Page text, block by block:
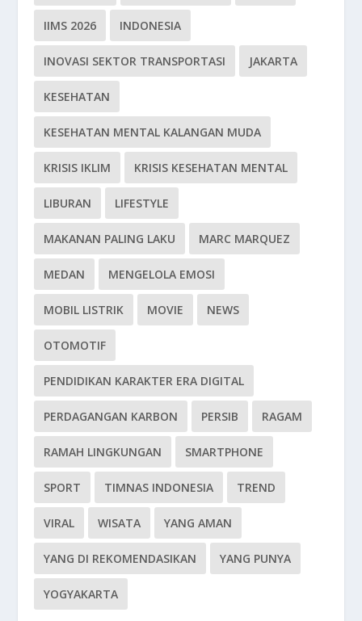
IIMS 2026 INDONESIA
INOVASI SEKTOR TRANSPORTASI JAKARTA
KESEHATAN
KESEHATAN MENTAL KALANGAN MUDA
KRISIS IKLIM KRISIS KESEHATAN MENTAL
LIBURAN LIFESTYLE
MAKANAN PALING LAKU MARC MARQUEZ
MEDAN MENGELOLA EMOSI
MOBIL LISTRIK MOVIE NEWS
OTOMOTIF
PENDIDIKAN KARAKTER ERA DIGITAL
PERDAGANGAN KARBON PERSIB RAGAM
RAMAH LINGKUNGAN SMARTPHONE
SPORT TIMNAS INDONESIA TREND
VIRAL WISATA YANG AMAN
YANG DI REKOMENDASIKAN YANG PUNYA
YOGYAKARTA